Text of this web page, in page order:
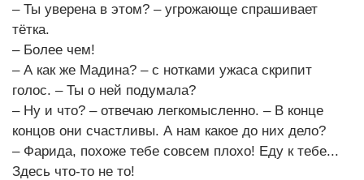
– Ты уверена в этом? – угрожающе спрашивает
тётка.
– Более чем!
– А как же Мадина? – с нотками ужаса скрипит
голос. – Ты о ней подумала?
– Ну и что? – отвечаю легкомысленно. – В конце
концов они счастливы. А нам какое до них дело?
– Фарида, похоже тебе совсем плохо! Еду к тебе...
Здесь что-то не то!